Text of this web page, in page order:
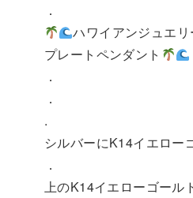
．
ハワイアンジュエリ
プレートペンダント
．
．
.
シルバーにK14イエロー
．
上のK14イエローゴール